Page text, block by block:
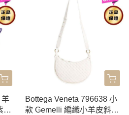
Bottega Veneta 796638 小
款 Gemelli 編織小羊皮斜背